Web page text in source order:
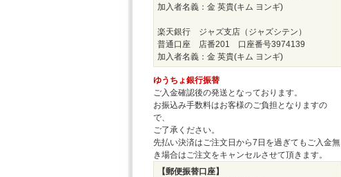
加入者名義：金 英貴(キム ヨンギ)
楽天銀行 ジャズ支店（ジャズシテン）
普通口座 店番201 口座番号3974139
加入者名義：金 英貴(キム ヨンギ)
ゆうちょ銀行振替
ご入金確認後の発送となっております。
お振込み手数料はお客様のご負担となりますの
で、
ご了承ください。
先払い決済はご注文日から7日を過ぎてもご入金無
き場合はご注文をキャンセルさせて頂きます。
【郵便振替口座】